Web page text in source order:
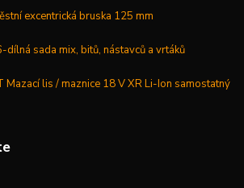
excentrická bruska 125 mm
sada mix, bitů, nástavců a vrtáků
Mazací lis / maznice 18 V XR Li-Ion samostatný